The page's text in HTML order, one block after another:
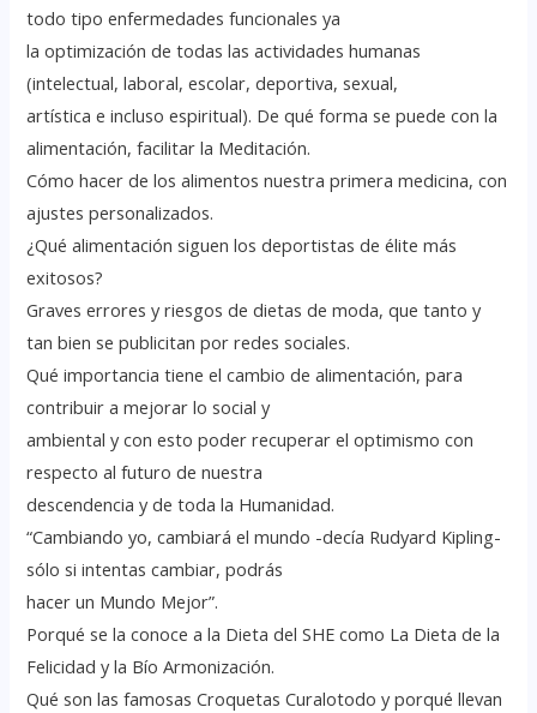
todo tipo enfermedades funcionales ya
la optimización de todas las actividades humanas
(intelectual, laboral, escolar, deportiva, sexual,
artística e incluso espiritual). De qué forma se puede con la
alimentación, facilitar la Meditación.
Cómo hacer de los alimentos nuestra primera medicina, con
ajustes personalizados.
¿Qué alimentación siguen los deportistas de élite más
exitosos?
Graves errores y riesgos de dietas de moda, que tanto y
tan bien se publicitan por redes sociales.
Qué importancia tiene el cambio de alimentación, para
contribuir a mejorar lo social y
ambiental y con esto poder recuperar el optimismo con
respecto al futuro de nuestra
descendencia y de toda la Humanidad.
“Cambiando yo, cambiará el mundo -decía Rudyard Kipling-
sólo si intentas cambiar, podrás
hacer un Mundo Mejor”.
Porqué se la conoce a la Dieta del SHE como La Dieta de la
Felicidad y la Bío Armonización.
Qué son las famosas Croquetas Curalotodo y porqué llevan